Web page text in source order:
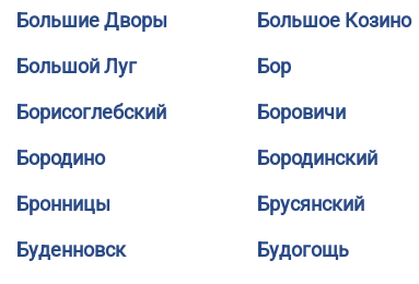
Большие Дворы Большое Козино
Большой Луг Бор
Борисоглебский Боровичи
Бородино Бородинский
Бронницы Брусянский
Буденновск Будогощь